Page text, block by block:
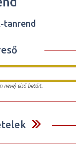
tanrend
neve) első betűit.